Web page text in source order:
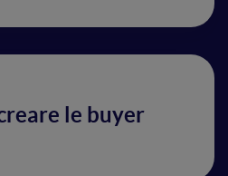
le buyer